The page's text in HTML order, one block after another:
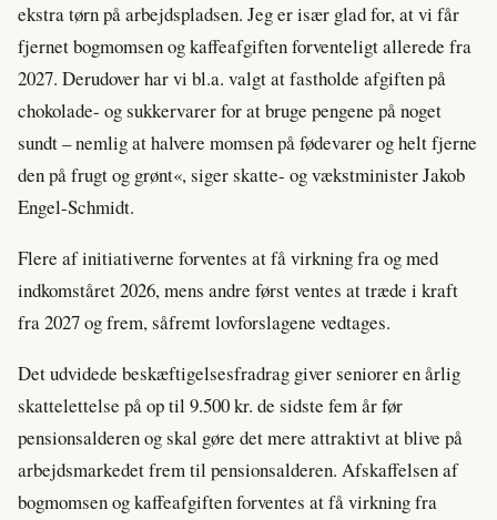
ekstra tørn på arbejdspladsen. Jeg er især glad for, at vi får
fjernet bogmomsen og kaffeafgiften forventeligt allerede fra
2027. Derudover har vi bl.a. valgt at fastholde afgiften på
chokolade- og sukkervarer for at bruge pengene på noget
sundt – nemlig at halvere momsen på fødevarer og helt fjerne
den på frugt og grønt«, siger skatte- og vækstminister Jakob
Engel-Schmidt.
Flere af initiativerne forventes at få virkning fra og med
indkomståret 2026, mens andre først ventes at træde i kraft
fra 2027 og frem, såfremt lovforslagene vedtages.
Det udvidede beskæftigelsesfradrag giver seniorer en årlig
skattelettelse på op til 9.500 kr. de sidste fem år før
pensionsalderen og skal gøre det mere attraktivt at blive på
arbejdsmarkedet frem til pensionsalderen. Afskaffelsen af
bogmomsen og kaffeafgiften forventes at få virkning fra